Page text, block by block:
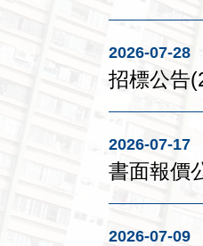
2026-07-28
招標公告
2026-07-17
書面報價
2026-07-09